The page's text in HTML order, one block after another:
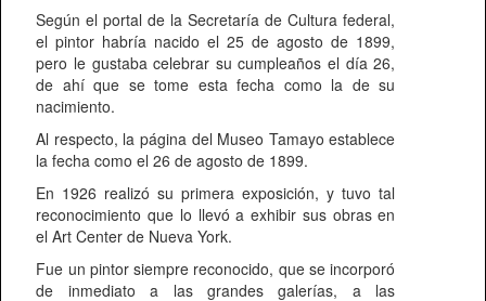
Según el portal de la Secretaría de Cultura federal,
el pintor habría nacido el 25 de agosto de 1899,
pero le gustaba celebrar su cumpleaños el día 26,
de ahí que se tome esta fecha como la de su
nacimiento.
Al respecto, la página del Museo Tamayo establece
la fecha como el 26 de agosto de 1899.
En 1926 realizó su primera exposición, y tuvo tal
reconocimiento que lo llevó a exhibir sus obras en
el Art Center de Nueva York.
Fue un pintor siempre reconocido, que se incorporó
de inmediato a las grandes galerías, a las